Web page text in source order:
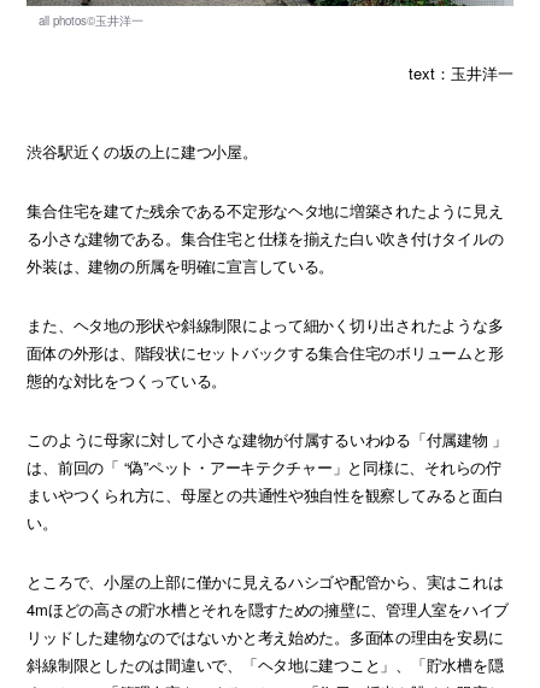
text：玉井洋一
渋谷駅近くの坂の上に建つ小屋。
集合住宅を建てた残余である不定形なヘタ地に増築されたように見え
る小さな建物である。集合住宅と仕様を揃えた白い吹き付けタイルの
外装は、建物の所属を明確に宣言している。
また、ヘタ地の形状や斜線制限によって細かく切り出されたような多
面体の外形は、階段状にセットバックする集合住宅のボリュームと形
態的な対比をつくっている。
このように母家に対して小さな建物が付属するいわゆる「付属建物 」
は、前回の「 “偽”ペット・アーキテクチャー」と同様に、それらの佇
まいやつくられ方に、母屋との共通性や独自性を観察してみると面白
い。
ところで、小屋の上部に僅かに見えるハシゴや配管から、実はこれは
4mほどの高さの貯水槽とそれを隠すための擁壁に、管理人室をハイブ
リッドした建物なのではないかと考え始めた。多面体の理由を安易に
斜線制限としたのは間違いで、「ヘタ地に建つこと」、「貯水槽を隠